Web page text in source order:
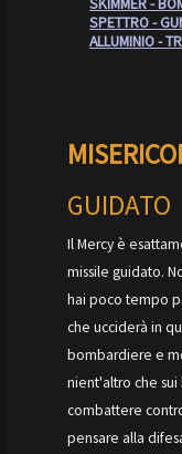
SPETTRO -
ALLUMINIO -
GUIDATO
Il Mercy è
missile guidato.
hai poco tempo
che ucciderà in
bombardiere e
nient'altro che
combattere
pensare alla